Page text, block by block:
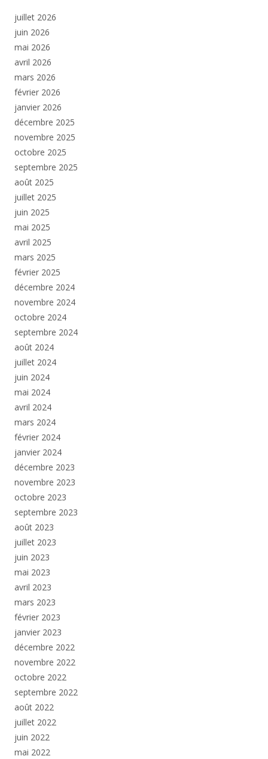
juillet 2026
juin 2026
mai 2026
avril 2026
mars 2026
février 2026
janvier 2026
décembre 2025
novembre 2025
octobre 2025
septembre 2025
août 2025
juillet 2025
juin 2025
mai 2025
avril 2025
mars 2025
février 2025
décembre 2024
novembre 2024
octobre 2024
septembre 2024
août 2024
juillet 2024
juin 2024
mai 2024
avril 2024
mars 2024
février 2024
janvier 2024
décembre 2023
novembre 2023
octobre 2023
septembre 2023
août 2023
juillet 2023
juin 2023
mai 2023
avril 2023
mars 2023
février 2023
janvier 2023
décembre 2022
novembre 2022
octobre 2022
septembre 2022
août 2022
juillet 2022
juin 2022
mai 2022